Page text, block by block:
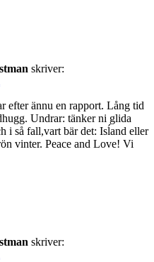
skriver:
efter ännu en rapport. Lång tid
Undrar: tänker ni glida
i så fall,vart bär det: Isĺand eller
vinter. Peace and Love! Vi
skriver: